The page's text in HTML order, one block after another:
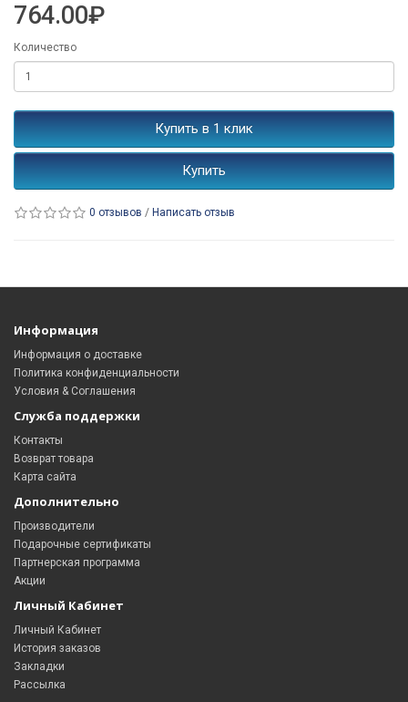
764.00₽
Количество
Купить в 1 клик
Купить
0 отзывов / Написать отзыв
Информация
Информация о доставке
Политика конфиденциальности
Условия & Соглашения
Служба поддержки
Контакты
Возврат товара
Карта сайта
Дополнительно
Производители
Подарочные сертификаты
Партнерская программа
Акции
Личный Кабинет
Личный Кабинет
История заказов
Закладки
Рассылка